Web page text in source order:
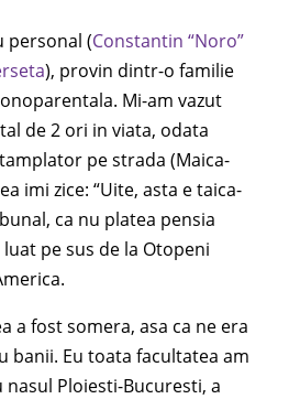
personal (Constantin “Noro”
), provin dintr-o familie
Mi-am vazut
de 2 ori in viata, odata
pe strada (Maica-
imi zice: “Uite, asta e taica-
ca nu platea pensia
pe sus de la Otopeni
a fost somera, asa ca ne era
banii. Eu toata facultatea am
Ploiesti-Bucuresti, a